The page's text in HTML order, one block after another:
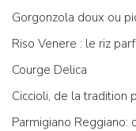
Gorgonzola doux ou
Riso Venere : le riz
Courge Delica
Ciccioli, de la tradition
Parmigiano Reggiano: